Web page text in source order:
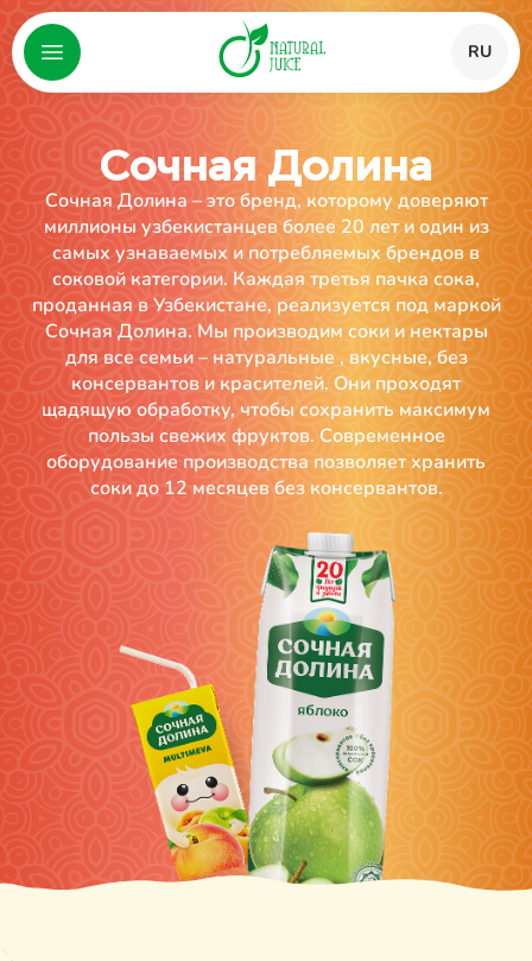
RU
Сочная Долина
Сочная Долина – это бренд, которому доверяют
миллионы узбекистанцев более 20 лет и один из
самых узнаваемых и потребляемых брендов в
соковой категории. Каждая третья пачка сока,
проданная в Узбекистане, реализуется под маркой
Сочная Долина. Мы производим соки и нектары
для все семьи – натуральные , вкусные, без
консервантов и красителей. Они проходят
щадящую обработку, чтобы сохранить максимум
пользы свежих фруктов. Современное
оборудование производства позволяет хранить
соки до 12 месяцев без консервантов.